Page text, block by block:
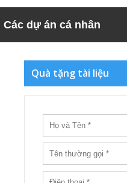
Các dự án cá nhân
Quà tặng tài liệu